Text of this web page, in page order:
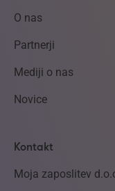
O nas
Partnerji
Mediji o nas
Novice
Kontakt
Moja zaposlitev